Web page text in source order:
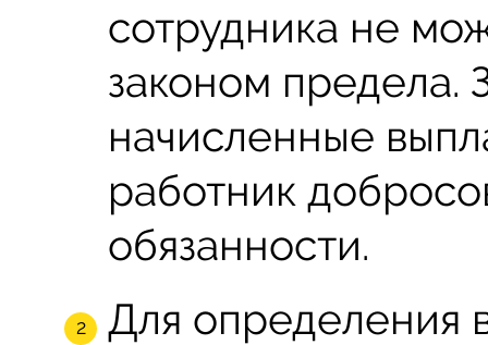
сотрудника не
законом предела.
начисленные
работник
обязанности.
Для определения